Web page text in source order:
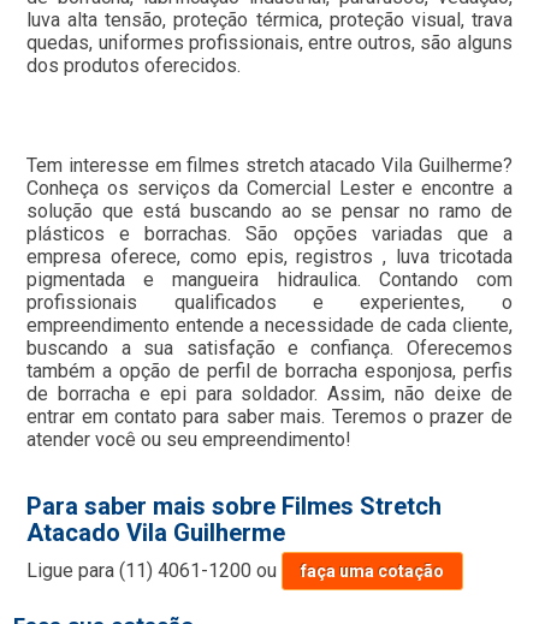
luva alta tensão, proteção térmica, proteção visual, trava
quedas, uniformes profissionais, entre outros, são alguns
dos produtos oferecidos.
Tem interesse em filmes stretch atacado Vila Guilherme?
Conheça os serviços da Comercial Lester e encontre a
solução que está buscando ao se pensar no ramo de
plásticos e borrachas. São opções variadas que a
empresa oferece, como epis, registros , luva tricotada
pigmentada e mangueira hidraulica. Contando com
profissionais qualificados e experientes, o
empreendimento entende a necessidade de cada cliente,
buscando a sua satisfação e confiança. Oferecemos
também a opção de perfil de borracha esponjosa, perfis
de borracha e epi para soldador. Assim, não deixe de
entrar em contato para saber mais. Teremos o prazer de
atender você ou seu empreendimento!
Para saber mais sobre Filmes Stretch
Atacado Vila Guilherme
Ligue para(11) 4061-1200 ou faça uma cotação